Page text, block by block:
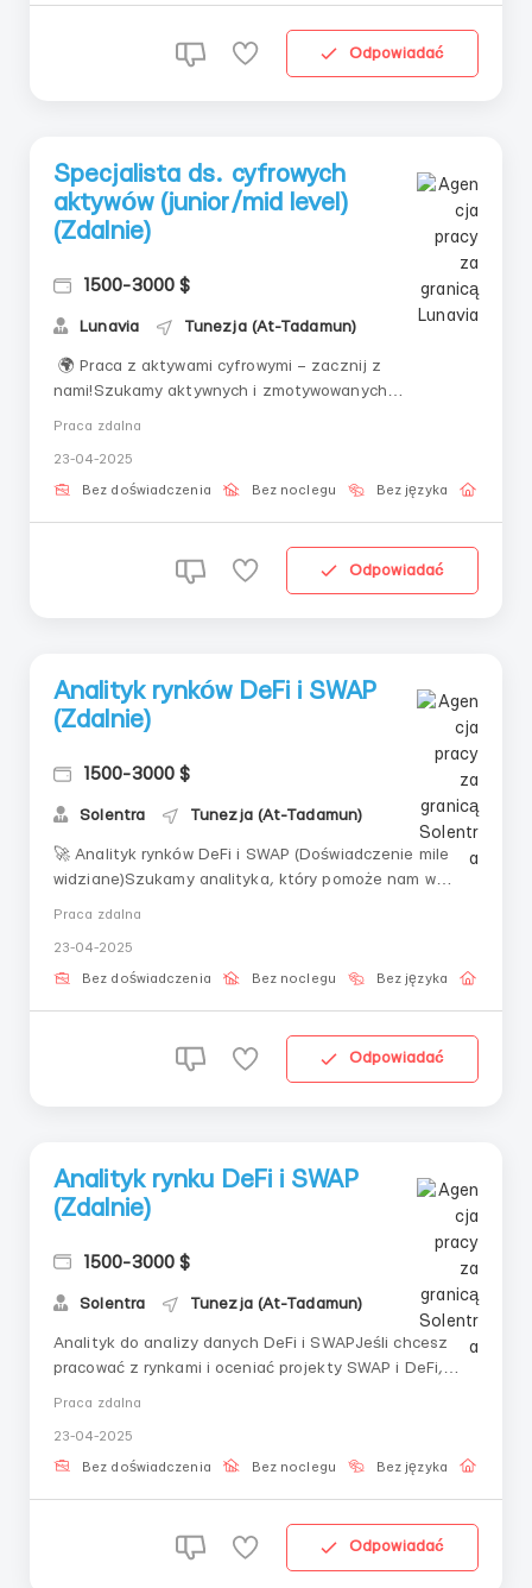
Odpowiadać
Specjalista ds. cyfrowych
aktywów (junior/mid level)
(Zdalnie)
1500-3000 $
Lunavia Tunezja (At-Tadamun)
🌍 Praca z aktywami cyfrowymi – zacznij z
nami!Szukamy aktywnych i zmotywowanych
się i stać się częścią zespołu, który zawsze poszukuje
nowych rozwiązań, to stanowisko jest dla ciebie.📌 Co
Praca zdalna
23-04-2025
Bez doświadczenia Bez noclegu Bez języka
Odpowiadać
Analityk rynków DeFi i SWAP
(Zdalnie)
1500-3000 $
Solentra Tunezja (At-Tadamun)
🚀 Analityk rynków DeFi i SWAP (Doświadczenie mile
widziane)Szukamy analityka, który pomoże nam w
dziedzinie i chcesz rozwijać się w zaawansowanej
technologicznie branży — dołącz do nas!📌 Co Cię c...
Praca zdalna
23-04-2025
Bez doświadczenia Bez noclegu Bez języka
Odpowiadać
Analityk rynku DeFi i SWAP
(Zdalnie)
1500-3000 $
Solentra Tunezja (At-Tadamun)
Analityk do analizy danych DeFi i SWAPJeśli chcesz
pracować z rynkami i oceniać projekty SWAP i DeFi,
Sporządzanie raportów na temat aktualnych trendów
na platformach SWAP– Ocena ryzy...
Praca zdalna
23-04-2025
Bez doświadczenia Bez noclegu Bez języka
Odpowiadać